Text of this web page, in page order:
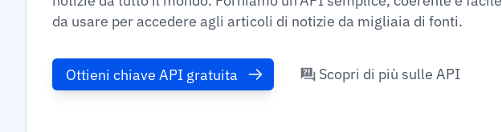
da usare per accedere agli articoli di notizie da migliaia di fonti.
Ottieni chiave API gratuita Scopri di più sulle API